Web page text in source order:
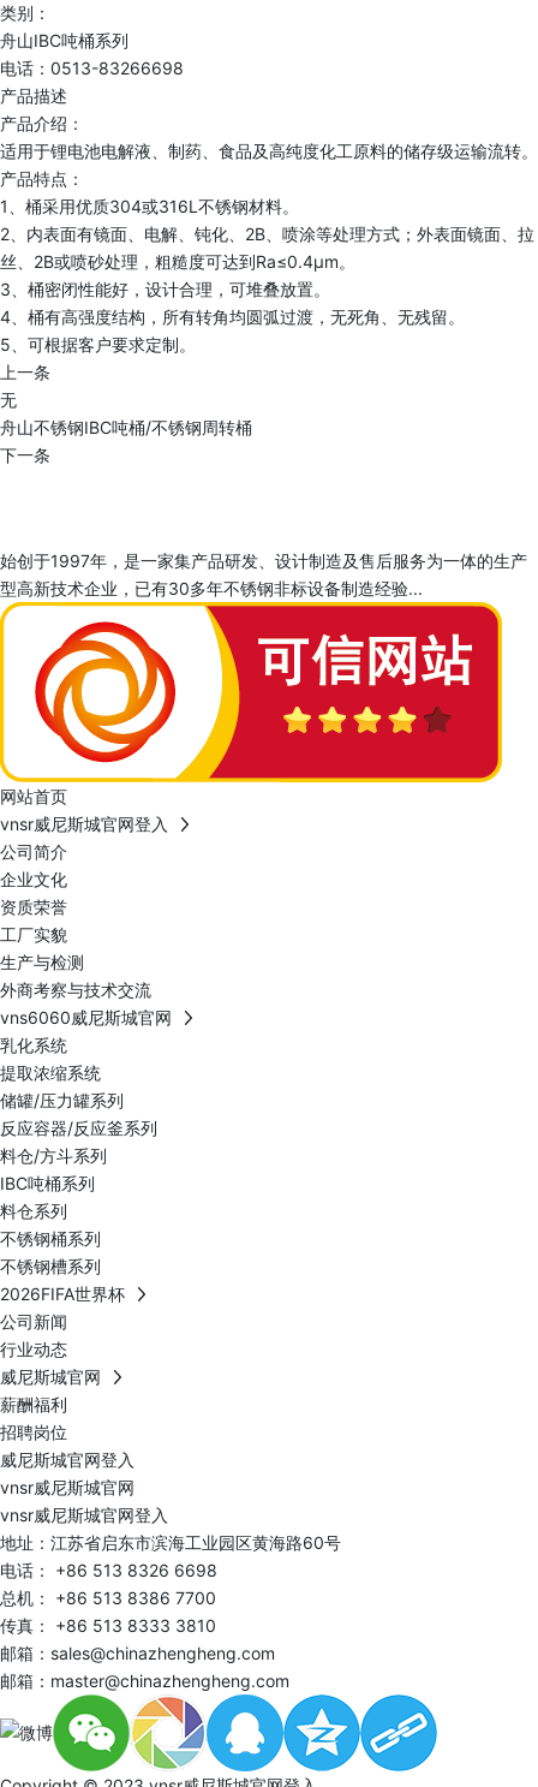
类别：
舟山IBC吨桶系列
电话：0513-83266698
产品描述
产品介绍：
适用于锂电池电解液、制药、食品及高纯度化工原料的储存级运输流转。
产品特点：
1、桶采用优质304或316L不锈钢材料。
2、内表面有镜面、电解、钝化、2B、喷涂等处理方式；外表面镜面、拉
丝、2B或喷砂处理，粗糙度可达到Ra≤0.4μm。
3、桶密闭性能好，设计合理，可堆叠放置。
4、桶有高强度结构，所有转角均圆弧过渡，无死角、无残留。
5、可根据客户要求定制。
上一条
无
舟山不锈钢IBC吨桶/不锈钢周转桶
下一条
始创于1997年，是一家集产品研发、设计制造及售后服务为一体的生产
型高新技术企业，已有30多年不锈钢非标设备制造经验...
网站首页
vnsr威尼斯城官网登入
公司简介
企业文化
资质荣誉
工厂实貌
生产与检测
外商考察与技术交流
vns6060威尼斯城官网
乳化系统
提取浓缩系统
储罐/压力罐系列
反应容器/反应釜系列
料仓/方斗系列
IBC吨桶系列
料仓系列
不锈钢桶系列
不锈钢槽系列
2026FIFA世界杯
公司新闻
行业动态
威尼斯城官网
薪酬福利
招聘岗位
威尼斯城官网登入
vnsr威尼斯城官网
vnsr威尼斯城官网登入
地址：江苏省启东市滨海工业园区黄海路60号
电话： +86 513 8326 6698
总机： +86 513 8386 7700
传真： +86 513 8333 3810
邮箱： sales@chinazhengheng.com
邮箱： master@chinazhengheng.com